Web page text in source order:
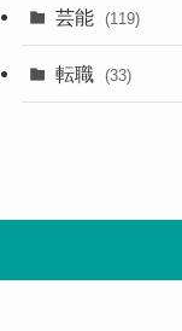
芸能 (119)
転職 (33)